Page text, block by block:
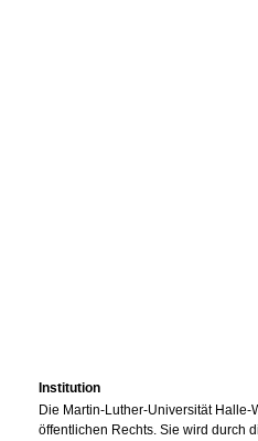
Institution
Die Martin-Luther-Universität
öffentlichen Rechts. Sie wird durch